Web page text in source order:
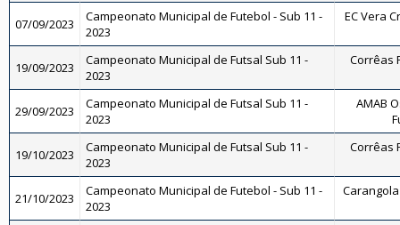
07/09/2023
Campeonato Municipal de Futebol - Sub 11 -
2023
EC Vera
19/09/2023
Campeonato Municipal de Futsal Sub 11 -
2023
Corrêas
29/09/2023
Campeonato Municipal de Futsal Sub 11 -
2023
AMAB
19/10/2023
Campeonato Municipal de Futsal Sub 11 -
2023
Corrêas
21/10/2023
Campeonato Municipal de Futebol - Sub 11 -
2023
Carangola